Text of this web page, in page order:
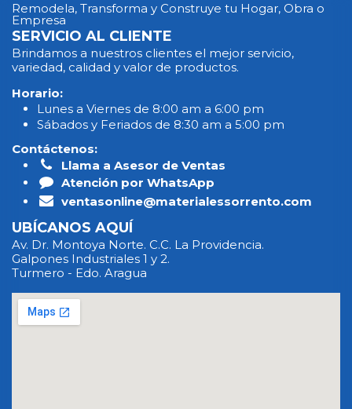
Remodela, Transforma y Construye tu Hogar, Obra o
Empresa
SERVICIO AL CLIENTE
Brindamos a nuestros clientes el mejor servicio,
variedad, calidad y valor de productos.
Horario:
Lunes a Viernes de 8:00 am a 6:00 pm
Sábados y Feriados de 8:30 am a 5:00 pm
Contáctenos:
Llama a Asesor de Ventas
Atención por WhatsApp
ventasonline@materialessorrento.com
UBÍCANOS AQUÍ
Av. Dr. Montoya Norte. C.C. La Providencia.
Galpones Industriales 1 y 2.
Turmero - Edo. Aragua